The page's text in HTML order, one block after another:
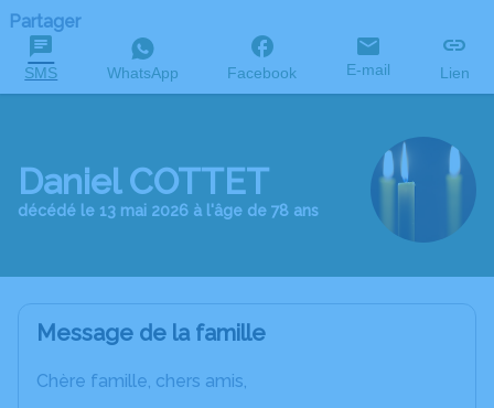
Partager
SMS WhatsApp Facebook E-mail Lien
Daniel COTTET
décédé le 13 mai 2026 à l'âge de 78 ans
Message de la famille
Chère famille, chers amis,